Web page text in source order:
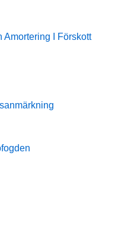
Amortering I Förskott